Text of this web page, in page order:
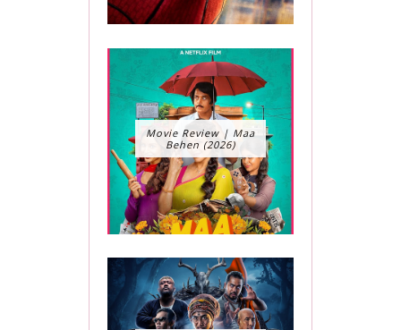
Movie Review | Maa
Behen (2026)